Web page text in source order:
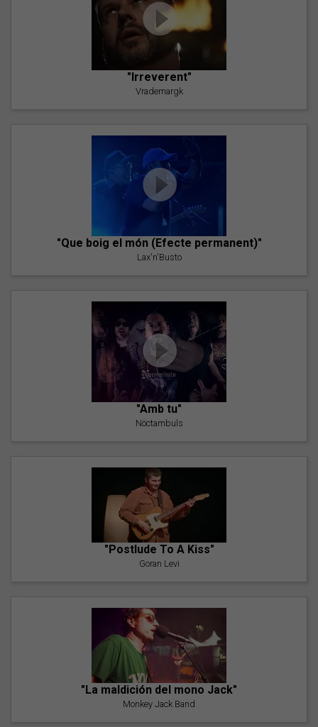
"Irreverent"
Vrademargk
"Que boig el món (Efecte permanent)"
Lax'n'Busto
"Amb tu"
Nöctambuls
"Postlude To A Kiss"
Goran Levi
"La maldición del mono Jack"
Monkey Jack Band